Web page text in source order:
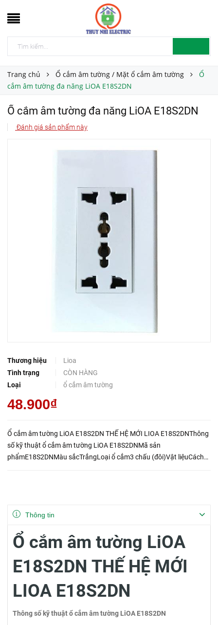
Trang chủ Ổ cắm âm tường / Mặt ổ cắm âm tường
Ổ
cắm âm tường đa năng LiOA E18S2DN
Ổ cắm âm tường đa năng LiOA E18S2DN
Đánh giá sản phẩm này
Thương hiệu
Lioa
Tình trạng
CÒN HÀNG
Loại
ổ cắm âm tường
48.900₫
Ổ cắm âm tường LiOA E18S2DN THẾ HỆ MỚI LIOA E18S2DNThông
số kỹ thuật ổ cắm âm tường LiOA E18S2DNMã sản
phẩmE18S2DNMàu sắcTrắngLoại ổ cắm3 chấu (đôi)Vật liệuCách
Thông tin
Ổ cắm âm tường LiOA
E18S2DN THẾ HỆ MỚI
LIOA E18S2DN
Thông số kỹ thuật ổ cắm âm tường LiOA E18S2DN